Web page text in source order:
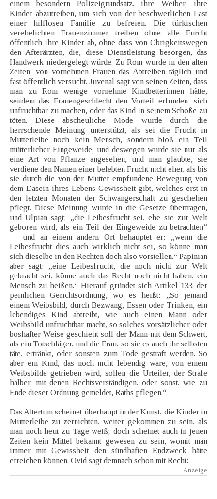
einem besondern Polizeigrundsatz, ihre Weiber, ihre
Kinder abzutreiben, um sich von der beschwerlichen Last
einer hilflosen Familie zu befreien. Die türkischen
verehelichten Frauenzimmer treiben ohne alle Furcht
öffentlich ihre Kinder ab, ohne dass von Obrigkeitswegen
den Afterärzten, die, diese Dienstleistung besorgen, das
Handwerk niedergelegt würde. Zu Rom wurde in den alten
Zeiten, von vornehmen Frauen das Abtreiben täglich und
fast öffentlich versucht. Juvenal sagt von seinen Zeiten, dass
man zu Rom wenige vornehme Kindbetterinnen hätte,
seitdem das Frauengeschlecht den Vorteil erfunden, sich
unfruchtbar zu machen, oder das Kind in seinem Schoße zu
töten. Diese abscheuliche Mode wurde durch die
herrschende Meinung unterstützt, als sei die Frucht in
Mutterleibe noch kein Mensch, sondern bloß ein Teil
mütterlicher Eingeweide, und deswegen wurde sie nur als
eine Art von Pflanze angesehen, und man glaubte, sie
verdiene den Namen einer belebten Frucht nicht eher, als bis
sie durch die von der Mutter empfundene Bewegung von
dem Dasein ihres Lebens Gewissheit gibt, welches erst in
den letzten Monaten der Schwangerschaft zu geschehen
pflegt. Diese Meinung wurde in die Gesetze übertragen,
und Ulpian sagt: „die Leibesfrucht sei, ehe sie zur Welt
geboren wird, als ein Teil der Eingeweide zu betrachten“
— und an einem andern Ort behauptet er: „wenn die
Leibesfrucht dies auch wirklich nicht sei, so könne man
sich dieselbe in den Rechten doch also vorstellen.“ Papinian
aber sagt: „eine Leibesfrucht, die noch nicht zur Welt
gebracht sei, könne auch das Recht noch nicht haben, ein
Mensch zu heißen.“ Hierauf gründet sich Artikel 133. der
peinlichen Gerichtsordnung, wo es heißt: „So jemand
einem Weibsbild, durch Bezwang, Essen oder Trinken, ein
lebendiges Kind abtreibt, wie auch einen Mann oder
Weibsbild unfruchtbar macht, so solches vorsätzlicher oder
boshafter Weise geschieht soll der Mann mit dem Schwert,
als ein Totschläger, und die Frau, so sie es auch ihr selbsten
täte, ertränkt, oder sonsten zum Tode gestraft werden. So
aber ein Kind, das noch nicht lebendig wäre, von einem
Weibsbilde getrieben wird, sollen die Urteiler, der Strafe
halber, mit denen Rechtsverständigen, oder sonst, wie zu
Ende dieser Ordnung gemeldet, Raths pflegen.“
Das Altertum scheinet überhaupt in der Kunst, die Kinder in
Mutterleibe zu zernichten, weiter gekommen zu sein, als
man noch heut zu Tage weiß; doch scheinet auch in jenen
Zeiten kein Mittel bekannt gewesen zu sein, womit man
immer mit Gewissheit den sündhaften Endzweck hätte
erreichen können. Ovid sagt demnach schon mit Recht: